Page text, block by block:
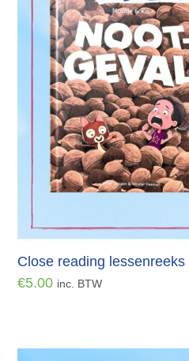
Close reading
€5.00 inc. BTW